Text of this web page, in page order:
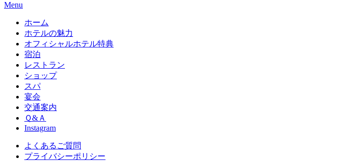
Menu
ホーム
ホテルの魅力
オフィシャルホテル特典
宿泊
レストラン
ショップ
スパ
宴会
交通案内
Ｑ&Ａ
Instagram
よくあるご質問
プライバシーポリシー